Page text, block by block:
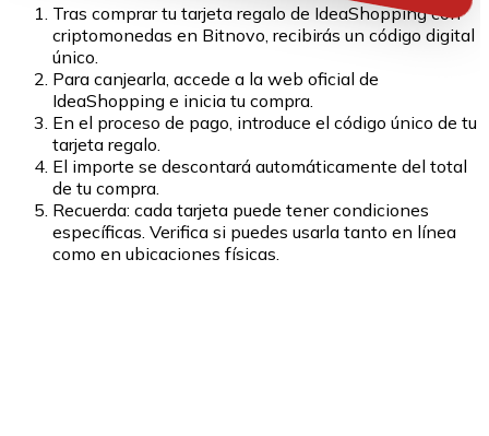
Tras comprar tu tarjeta regalo de IdeaShopping con
criptomonedas en Bitnovo, recibirás un código digital
único.
Para canjearla, accede a la web oficial de
IdeaShopping e inicia tu compra.
En el proceso de pago, introduce el código único de tu
tarjeta regalo.
El importe se descontará automáticamente del total
de tu compra.
Recuerda: cada tarjeta puede tener condiciones
específicas. Verifica si puedes usarla tanto en línea
como en ubicaciones físicas.